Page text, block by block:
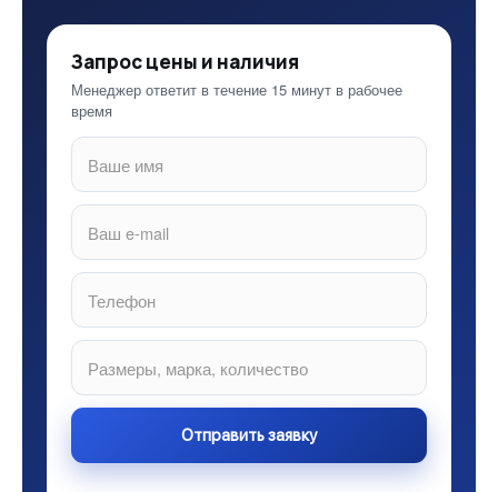
Запрос цены и наличия
Менеджер ответит в течение 15 минут в рабочее
время